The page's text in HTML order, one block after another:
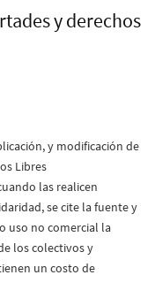
y derechos
y modificación de
Libres
las realicen
se cite la fuente y
uso no comercial la
los colectivos y
un costo de